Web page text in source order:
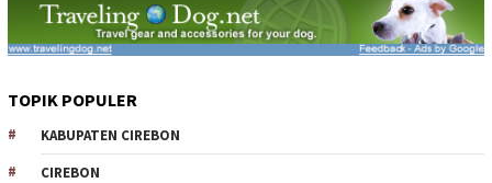
TOPIK POPULER
KABUPATEN CIREBON
CIREBON